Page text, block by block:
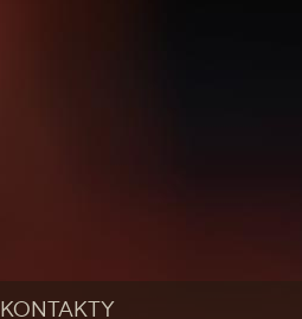
KONTAKTY